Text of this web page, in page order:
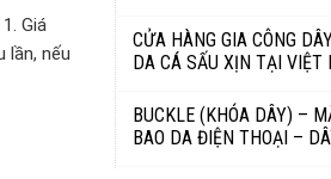
Giá
lần, nếu
CỬA HÀNG GIA CÔNG
DA CÁ SẤU XỊN TẠI VIỆT
BUCKLE (KHÓA DÂY) –
BAO DA ĐIỆN THOẠI –